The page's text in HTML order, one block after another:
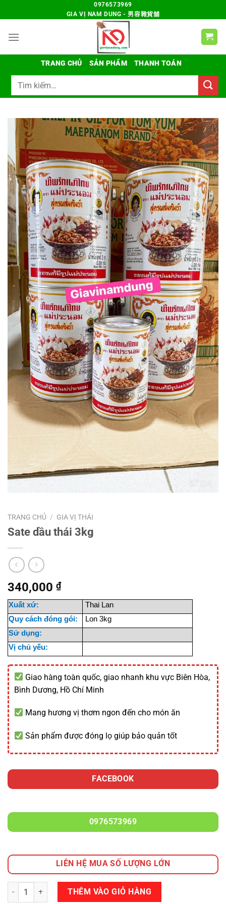
đến
dung
0976573969
GIA VỊ NAM DUNG - 男容雜貨舖
TRANG CHỦ SẢN PHẨM
THANH TOÁN
Tìm
TRANG CHỦ / GIA VỊ THÁI
Sate dầu thái 3kg
340,000 ₫
Xuất xứ:
Thai Lan
Quy cách đóng gói:
Lon 3kg
Sử dụng:
Vị chủ yếu:
Giao hàng toàn quốc, giao nhanh khu vực Biên Hòa,
Bình Dương, Hồ Chí Minh
Mang hương vị thơm ngon đến cho món ăn
Sản phẩm được đóng lọ giúp bảo quản tốt
FACEBOOK
0976573969
LIÊN HỆ MUA SỐ LƯỢNG LỚN
Số lượng THÊM VÀO GIỎ HÀNG